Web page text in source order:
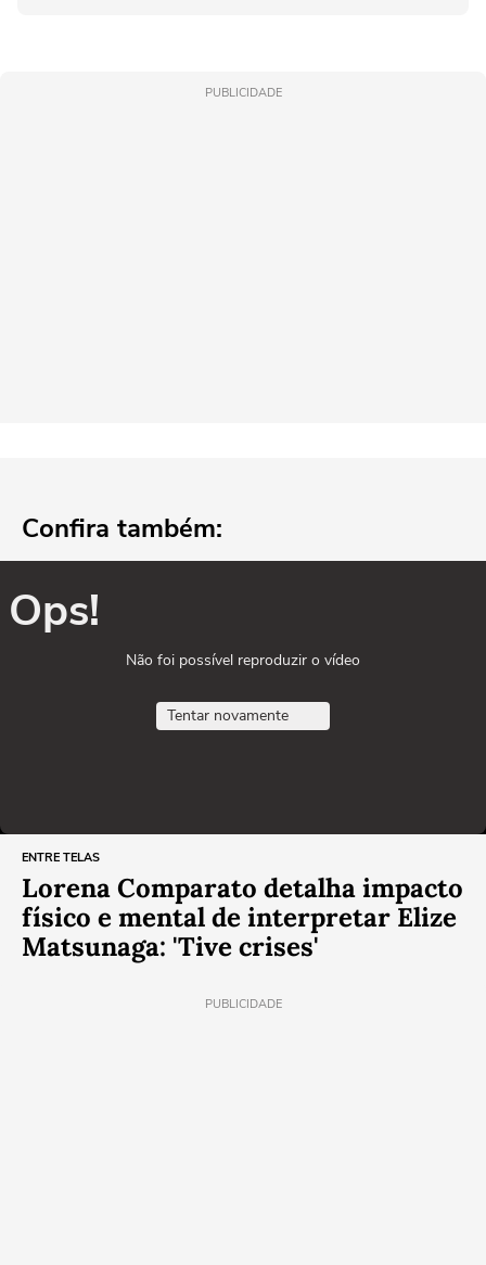
PUBLICIDADE
Confira também:
Ops!
Não foi possível reproduzir o vídeo
Tentar novamente
ENTRE TELAS
Lorena Comparato detalha impacto
físico e mental de interpretar Elize
Matsunaga: 'Tive crises'
PUBLICIDADE